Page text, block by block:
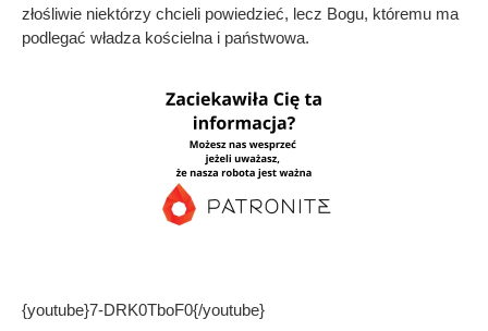
złośliwie niektórzy chcieli powiedzieć, lecz Bogu, któremu ma
podlegać władza kościelna i państwowa.
{youtube}7-DRK0TboF0{/youtube}